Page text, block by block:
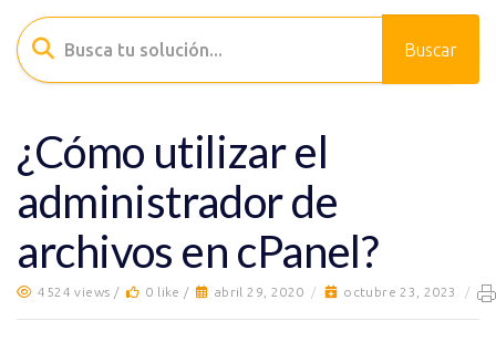
¿Cómo utilizar el
administrador de
archivos en cPanel?
4524 views / 0 like / abril 29, 2020 / octubre 23, 2023 /